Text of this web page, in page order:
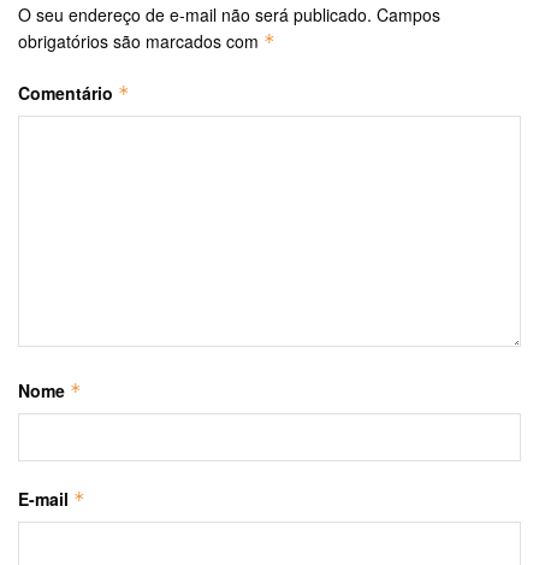
O seu endereço de e-mail não será publicado. Campos
obrigatórios são marcados com *
Comentário *
Nome *
E-mail *